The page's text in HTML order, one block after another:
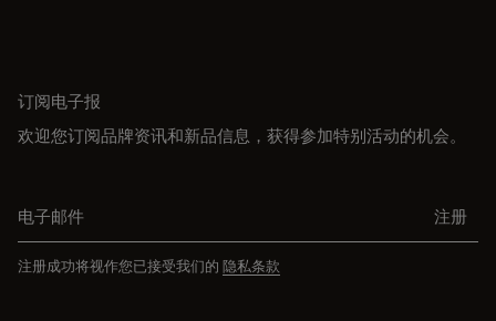
订阅电子报
欢迎您订阅品牌资讯和新品信息，获得参加特别活动的机会。
注册
注册成功将视作您已接受我们的 隐私条款